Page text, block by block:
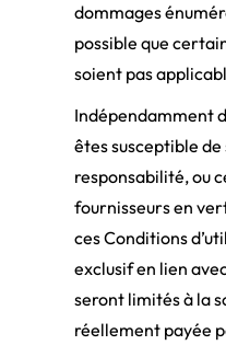
dommages
possible que
soient pas
Indépendamment
êtes susceptible
responsabilité, ou
fournisseurs en
ces Conditions
exclusif en lien
seront limités à la
réellement payée